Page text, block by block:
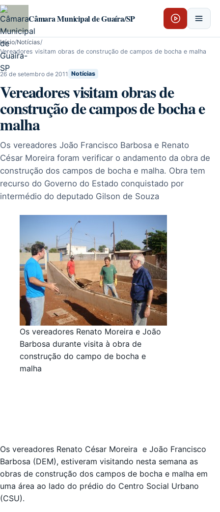
Pular para o conteúdo
Câmara Municipal de Guaíra/SP
Início/Notícias/
Vereadores visitam obras de construção de campos de bocha e malha
26 de setembro de 2011 Notícias
Vereadores visitam obras de
construção de campos de bocha e
malha
Os vereadores João Francisco Barbosa e Renato
César Moreira foram verificar o andamento da obra de
construção dos campos de bocha e malha. Obra tem
recurso do Governo do Estado conquistado por
intermédio do deputado Gilson de Souza
Os vereadores Renato Moreira e João
Barbosa durante visita à obra de
construção do campo de bocha e
malha
Os vereadores Renato César Moreira e João Francisco
Barbosa (DEM), estiveram visitando nesta semana as
obras de construção dos campos de bocha e malha em
uma área ao lado do prédio do Centro Social Urbano
(CSU).